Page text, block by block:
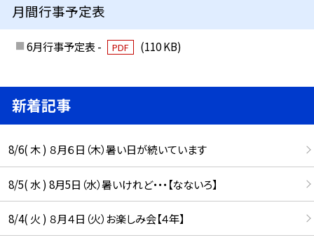
月間行事予定表
6月行事予定表 - PDF (110 KB)
新着記事
8/6( 木 ) ８月６日（木）暑い日が続いています
8/5( 水 ) 8月5日（水）暑いけれど・・・【なないろ】
8/4( 火 ) ８月４日（火）お楽しみ会【４年】